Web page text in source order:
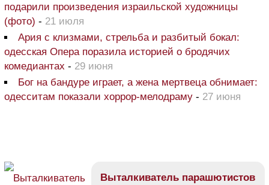
подарили произведения израильской художницы
(фото) - 21 июля
Ария с клизмами, стрельба и разбитый бокал:
одесская Опера поразила историей о бродячих
комедиантах - 29 июня
Бог на бандуре играет, а жена мертвеца обнимает:
одесситам показали хоррор-мелодраму - 27 июня
Bыталкиватель парашютистов